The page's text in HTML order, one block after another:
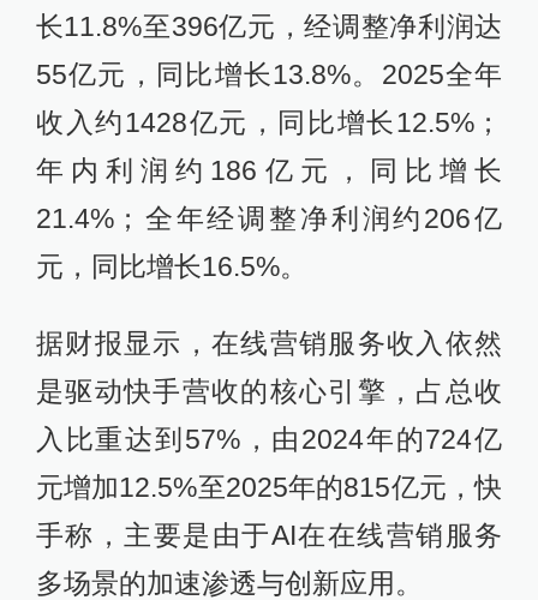
长11.8%至396亿元，经调整净利润达
55亿元，同比增长13.8%。2025全年
收入约1428亿元，同比增长12.5%；
年内利润约186亿元，同比增长
21.4%；全年经调整净利润约206亿
元，同比增长16.5%。
据财报显示，在线营销服务收入依然
是驱动快手营收的核心引擎，占总收
入比重达到57%，由2024年的724亿
元增加12.5%至2025年的815亿元，快
手称，主要是由于AI在在线营销服务
多场景的加速渗透与创新应用。